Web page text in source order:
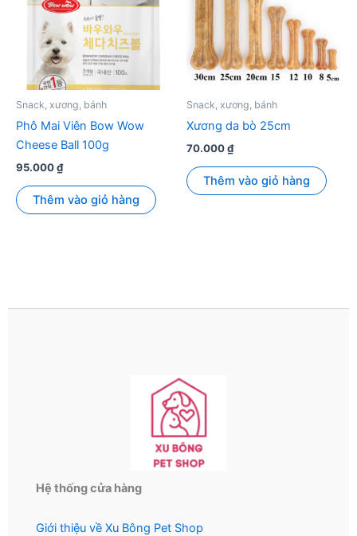
Các
tùy
chọn
có
thể
được
chọn
sản
phẩm
Snack, xương, bánh
Phô Mai Viên Bow Wow
Cheese Ball 100g
95.000₫
Thêm vào giỏ hàng
Snack, xương, bánh
Xương da bò 25cm
70.000₫
Thêm vào giỏ hàng
Hệ thống cửa hàng
Giới thiệu về Xu Bông Pet Shop